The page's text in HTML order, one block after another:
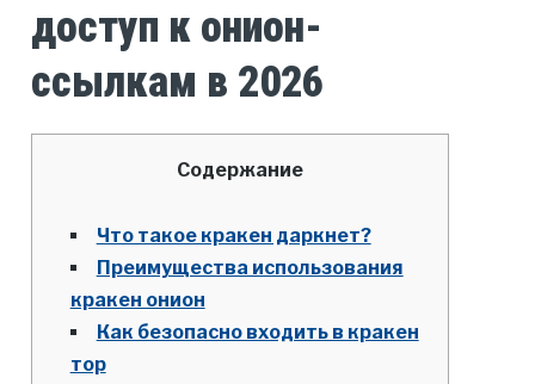
доступ к онион-
ссылкам в 2026
Содержание
Что такое кракен даркнет?
Преимущества использования
кракен онион
Как безопасно входить в кракен
тор